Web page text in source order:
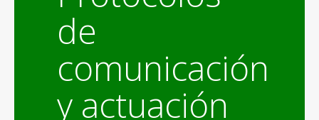
de
comunicación
y actuación